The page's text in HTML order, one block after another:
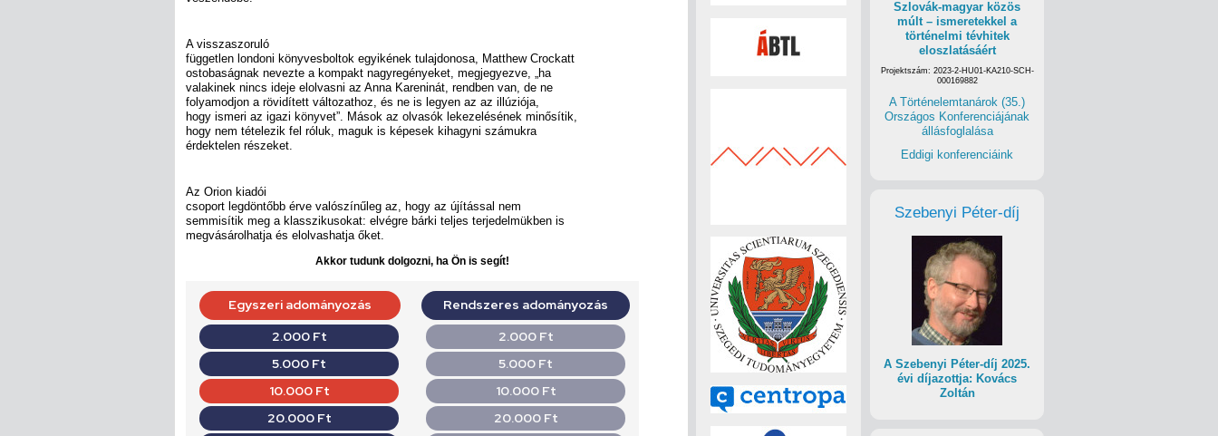
A visszaszoruló
független londoni könyvesboltok egyikének tulajdonosa, Matthew Crockatt
ostobaságnak nevezte a kompakt nagyregényeket, megjegyezve, „ha
valakinek nincs ideje elolvasni az Anna Kareninát, rendben van, de ne
folyamodjon a rövidített változathoz, és ne is legyen az az illúziója,
hogy ismeri az igazi könyvet”. Mások az olvasók lekezelésének minősítik,
hogy nem tételezik fel róluk, maguk is képesek kihagyni számukra
érdektelen részeket.
Az Orion kiadói
csoport legdöntőbb érve valószínűleg az, hogy az újítással nem
semmisítik meg a klasszikusokat: elvégre bárki teljes terjedelmükben is
megvásárolhatja és elolvashatja őket.
Akkor tudunk dolgozni, ha Ön is segít!
Szlovák-magyar közös
múlt – ismeretekkel a
történelmi tévhitek
eloszlatásáért
Projektszám: 2023-2-HU01-KA210-SCH-
000169882
A Történelemtanárok (35.)
Országos Konferenciájának
állásfoglalása
Eddigi konferenciáink
Szebenyi Péter-díj
A Szebenyi Péter-díj 2025.
évi díjazottja: Kovács
Zoltán